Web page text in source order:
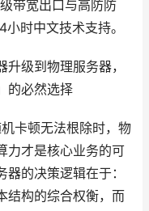
带宽出口与高防防
时中文技术支持。
升级到物理服务器，
的必然选择
卡顿无法根除时，物
力才是核心业务的可
的决策逻辑在于：
结构的综合权衡，而